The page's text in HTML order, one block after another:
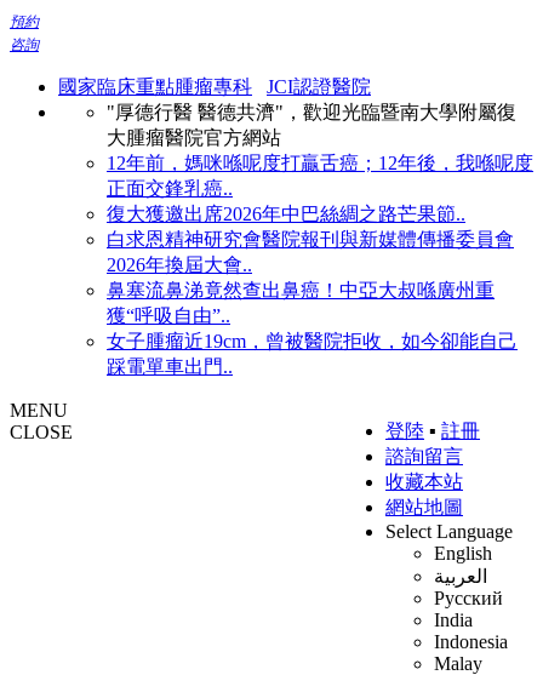
預約
咨詢
國家臨床重點腫瘤專科
JCI認證醫院
"厚德行醫 醫德共濟"，歡迎光臨暨南大學附屬復
大腫瘤醫院官方網站
12年前，媽咪喺呢度打贏舌癌；12年後，我喺呢度
正面交鋒乳癌..
復大獲邀出席2026年中巴絲綢之路芒果節..
白求恩精神研究會醫院報刊與新媒體傳播委員會
2026年換屆大會..
鼻塞流鼻涕竟然查出鼻癌！中亞大叔喺廣州重
獲“呼吸自由”..
女子腫瘤近19cm，曾被醫院拒收，如今卻能自己
踩電單車出門..
登陸 ▪ 註冊
諮詢留言
收藏本站
網站地圖
Select Language
English
العربية
Русский
India
Indonesia
Malay
MENU
CLOSE